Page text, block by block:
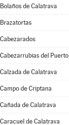
Bolaños de Calatrava
Brazatortas
Cabezarados
Cabezarrubias del Puerto
Calzada de Calatrava
Campo de Criptana
Cañada de Calatrava
Caracuel de Calatrava